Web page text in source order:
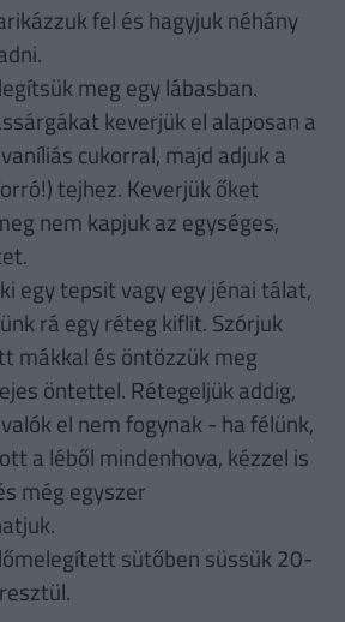
fel és hagyjuk néhány
meg egy lábasban.
keverjük el alaposan a
cukorral, majd adjuk a
tejhez. Keverjük őket
nem kapjuk az egységes,
egy tepsit vagy egy jénai tálat,
rá egy réteg kiflit. Szórjuk
mákkal és öntözzük meg
öntettel. Rétegeljük addig,
el nem fogynak - ha félünk,
a léből mindenhova, kézzel is
még egyszer
sütőben süssük 20-